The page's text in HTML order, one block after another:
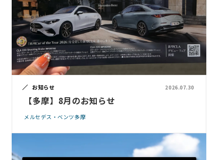
お知らせ 2026.07.30
【多摩】8月のお知らせ
メルセデス・ベンツ多摩